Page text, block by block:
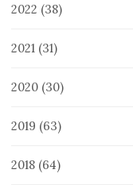
2022 (38)
2021 (31)
2020 (30)
2019 (63)
2018 (64)